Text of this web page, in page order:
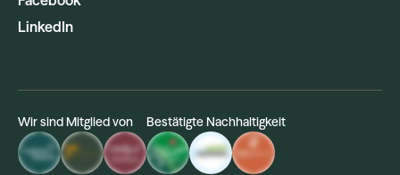
LinkedIn
Wir sind Mitglied von Bestätigte Nachhaltigkeit